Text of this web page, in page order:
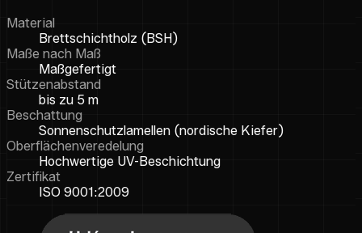
Material
Brettschichtholz (BSH)
Maße nach Maß
Maßgefertigt
Stützenabstand
bis zu 5 m
Beschattung
Sonnenschutzlamellen (nordische Kiefer)
Oberflächenveredelung
Hochwertige UV-Beschichtung
Zertifikat
ISO 9001:2009